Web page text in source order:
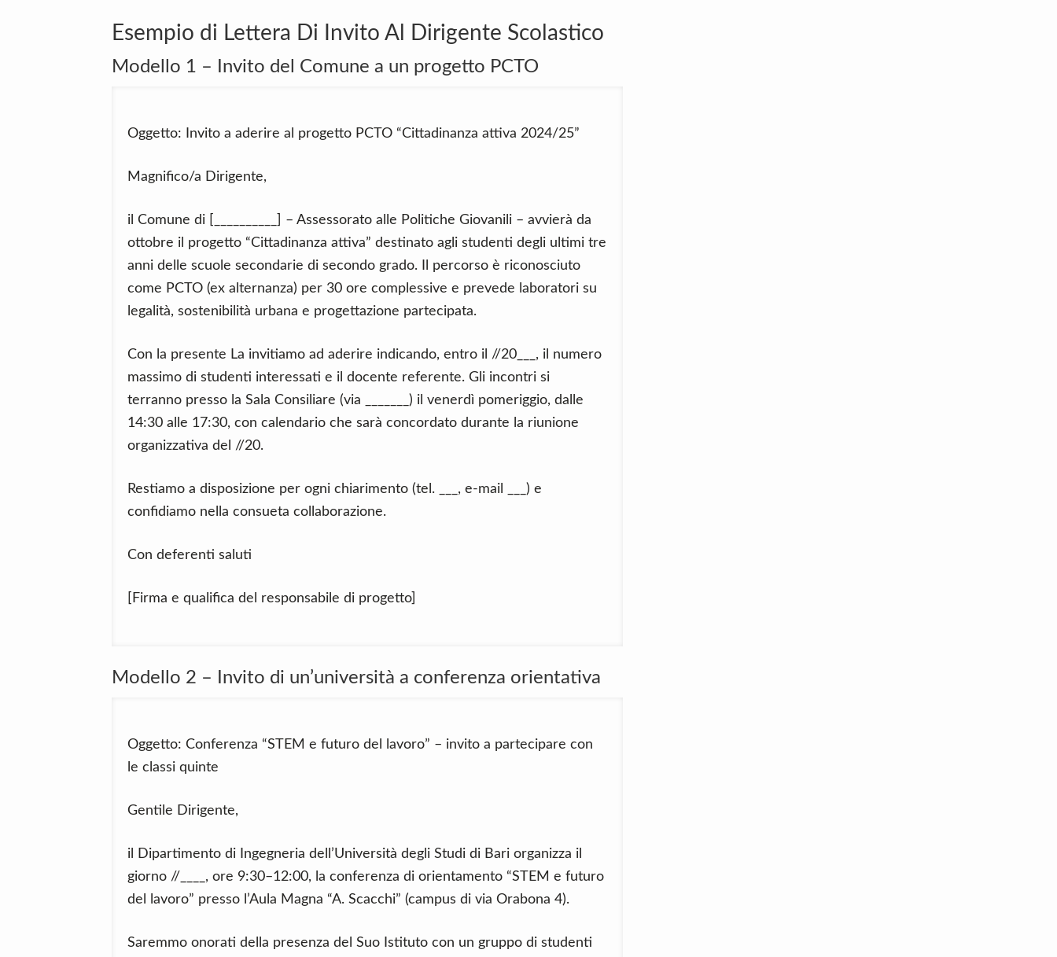
Esempio di Lettera Di Invito Al Dirigente Scolastico
Modello 1 – Invito del Comune a un progetto PCTO
Oggetto: Invito a aderire al progetto PCTO “Cittadinanza attiva 2024/25”
Magnifico/a Dirigente,
il Comune di [__________] – Assessorato alle Politiche Giovanili – avvierà da
ottobre il progetto “Cittadinanza attiva” destinato agli studenti degli ultimi tre
anni delle scuole secondarie di secondo grado. Il percorso è riconosciuto
come PCTO (ex alternanza) per 30 ore complessive e prevede laboratori su
legalità, sostenibilità urbana e progettazione partecipata.
Con la presente La invitiamo ad aderire indicando, entro il //20___, il numero
massimo di studenti interessati e il docente referente. Gli incontri si
terranno presso la Sala Consiliare (via _______) il venerdì pomeriggio, dalle
14:30 alle 17:30, con calendario che sarà concordato durante la riunione
organizzativa del //20.
Restiamo a disposizione per ogni chiarimento (tel. ___, e-mail ___) e
confidiamo nella consueta collaborazione.
Con deferenti saluti
[Firma e qualifica del responsabile di progetto]
Modello 2 – Invito di un’università a conferenza orientativa
Oggetto: Conferenza “STEM e futuro del lavoro” – invito a partecipare con
le classi quinte
Gentile Dirigente,
il Dipartimento di Ingegneria dell’Università degli Studi di Bari organizza il
giorno //____, ore 9:30–12:00, la conferenza di orientamento “STEM e futuro
del lavoro” presso l’Aula Magna “A. Scacchi” (campus di via Orabona 4).
Saremmo onorati della presenza del Suo Istituto con un gruppo di studenti